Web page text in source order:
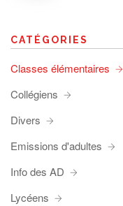
CATÉGORIES
Classes élémentaires
Collégiens
Divers
Emissions d'adultes
Info des AD
Lycéens